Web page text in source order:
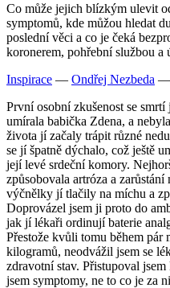
Co může jejich blízkým ulevit
symptomů, kde můžou hledat
poslední věci a co je čeká
koronerem, pohřební službou a
Inspirace — Ondřej Nezbeda —
První osobní zkušenost se smrtí
umírala babička Zdena, a
života jí začaly trápit různé
se jí špatně dýchalo, což ještě
její levé srdeční komory.
způsobovala artróza a
výčnělky jí tlačily na míchu a
Doprovázel jsem ji proto do
jak jí lékaři ordinují baterie
Přestože kvůli tomu během pár
kilogramů, neodvážil jsem se
zdravotní stav. Přistupoval
jsem symptomy, ne to co je za